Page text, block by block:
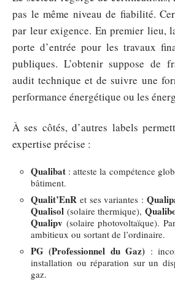
pas le même niveau de fiabilité.
par leur exigence. En premier lieu,
porte d’entrée pour les travaux
publiques. L’obtenir suppose de
audit technique et de suivre une
performance énergétique ou les
À ses côtés, d’autres labels
expertise précise :
Qualibat : atteste la compétence
bâtiment.
Qualit’EnR et ses variantes :
Qualisol (solaire thermique),
Qualipv (solaire photovoltaïque).
ambitieux ou sortant de l’ordinaire.
PG (Professionnel du Gaz) :
installation ou réparation sur un
gaz.